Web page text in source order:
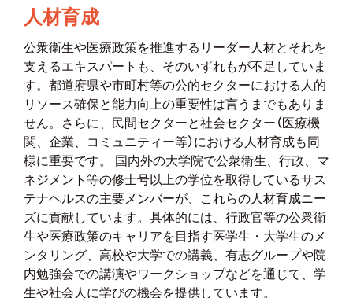
人材育成
公衆衛生や医療政策を推進するリーダー人材とそれを
支えるエキスパートも、そのいずれもが不足していま
す。都道府県や市町村等の公的セクターにおける人的
リソース確保と能力向上の重要性は言うまでもありま
せん。さらに、民間セクターと社会セクター（医療機
関、企業、コミュニティー等）における人材育成も同
様に重要です。 国内外の大学院で公衆衛生、行政、マ
ネジメント等の修士号以上の学位を取得しているサス
テナヘルスの主要メンバーが、これらの人材育成ニー
ズに貢献しています。具体的には、行政官等の公衆衛
生や医療政策のキャリアを目指す医学生・大学生のメ
ンタリング、高校や大学での講義、有志グループや院
内勉強会での講演やワークショップなどを通じて、学
生や社会人に学びの機会を提供しています。